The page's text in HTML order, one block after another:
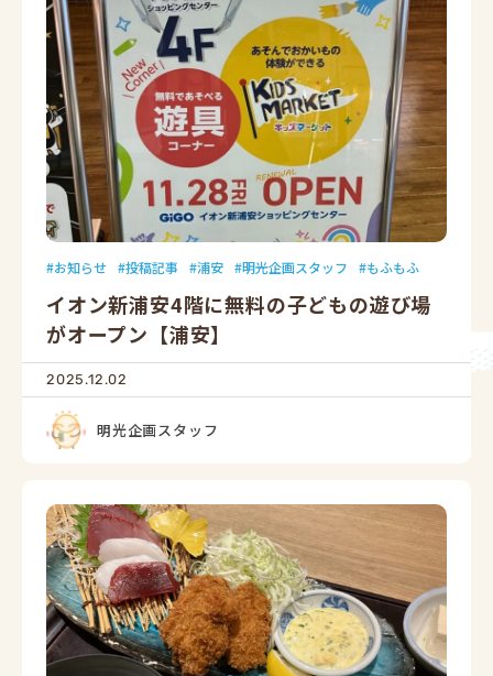
お知らせ 投稿記事 浦安 明光企画スタッフ もふもふ
イオン新浦安4階に無料の子どもの遊び場
がオープン【浦安】
2025.12.02
明光企画スタッフ